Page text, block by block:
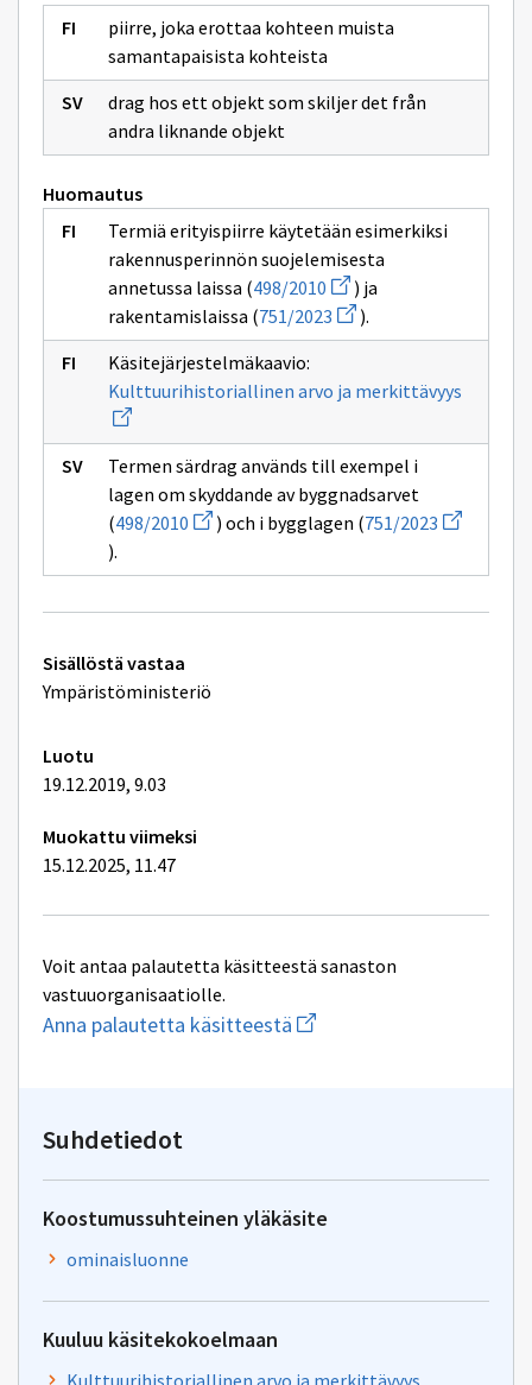
piirre, joka erottaa kohteen muista
samantapaisista kohteista
drag hos ett objekt som skiljer det från
andra liknande objekt
Huomautus
Termiä erityispiirre käytetään esimerkiksi
rakennusperinnön suojelemisesta
annetussa laissa (498/2010 Avaa
uuden
ikkunan
sivulle
) ja
rakentamislaissa (751/2023 Avaa
uuden
ikkunan
751/2023
).
Käsitejärjestelmäkaavio:
Kulttuurihistoriallinen arvo ja merkittävyys
sivulle
Termen särdrag används till exempel i
lagen om skyddande av byggnadsarvet
(498/2010 Avaa
uuden
sivulle
) och i bygglagen (751/2023 Avaa
uuden
sivulle
).
Tekniset
lisätiedot
Sisällöstä vastaa
Ympäristöministeriö
Luotu
19.12.2019, 9.03
Muokattu viimeksi
15.12.2025, 11.47
Voit antaa palautetta käsitteestä sanaston
vastuuorganisaatiolle.
Anna palautetta käsitteestä Aloita
uuden
Suhdetiedot
Koostumussuhteinen yläkäsite
ominaisluonne
Kuuluu käsitekokoelmaan
Kulttuurihistoriallinen arvo ja merkittävyys